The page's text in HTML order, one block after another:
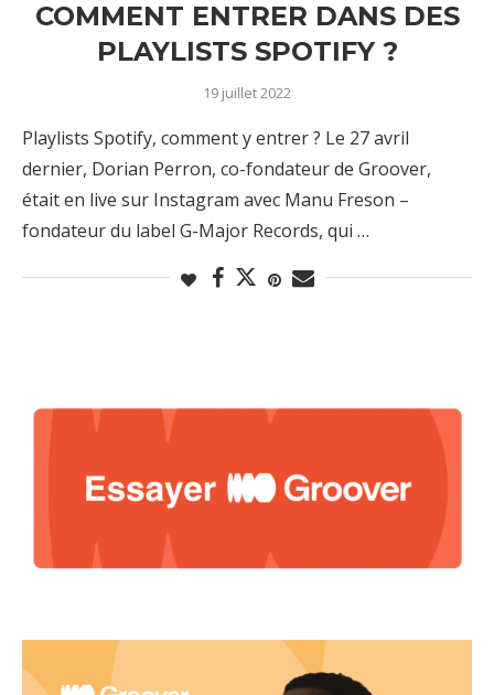
COMMENT ENTRER DANS DES
PLAYLISTS SPOTIFY ?
19 juillet 2022
Playlists Spotify, comment y entrer ? Le 27 avril
dernier, Dorian Perron, co-fondateur de Groover,
était en live sur Instagram avec Manu Freson –
fondateur du label G-Major Records, qui …